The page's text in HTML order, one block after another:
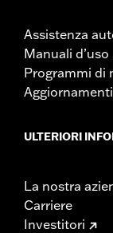
Assistenza
Manuali d’uso
Programmi di
ULTERIORI
La nostra
Carriere
Investitori